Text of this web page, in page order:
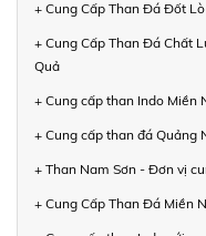
+ Cung Cấp Than Đá Đốt
+ Cung Cấp Than Đá Chất
Quả
+ Cung cấp than Indo Miền
+ Cung cấp than đá Quảng
+ Than Nam Sơn - Đơn vị
+ Cung Cấp Than Đá Miền